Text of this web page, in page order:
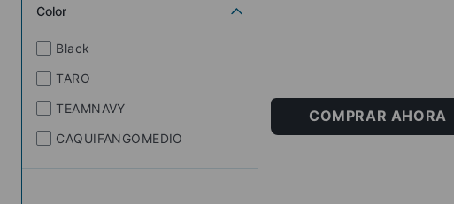
Color
Black
TARO
TEAMNAVY
CAQUIFANGOMEDIO
COMPRAR AHORA